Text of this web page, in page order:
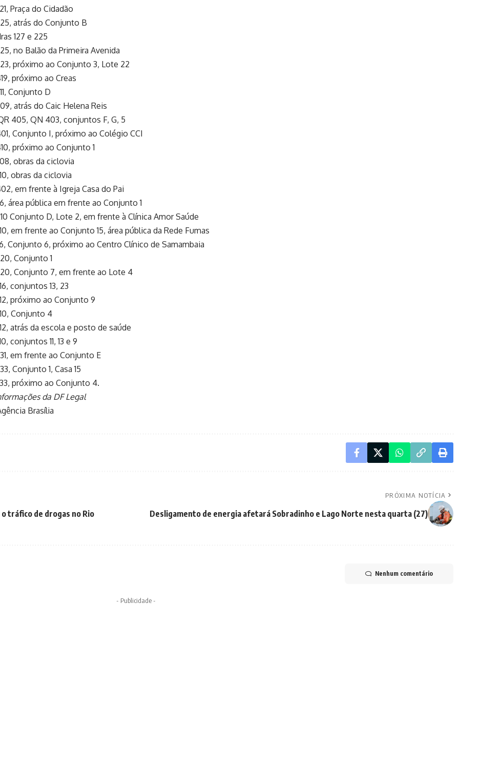
Praça do Cidadão
atrás do Conjunto B
127 e 225
no Balão da Primeira Avenida
próximo ao Conjunto 3, Lote 22
próximo ao Creas
Conjunto D
atrás do Caic Helena Reis
405, QN 403, conjuntos F, G, 5
Conjunto I, próximo ao Colégio CCI
próximo ao Conjunto 1
obras da ciclovia
obras da ciclovia
em frente à Igreja Casa do Pai
área pública em frente ao Conjunto 1
Conjunto D, Lote 2, em frente à Clínica Amor Saúde
em frente ao Conjunto 15, área pública da Rede Fumas
Conjunto 6, próximo ao Centro Clínico de Samambaia
Conjunto 1
Conjunto 7, em frente ao Lote 4
conjuntos 13, 23
próximo ao Conjunto 9
Conjunto 4
atrás da escola e posto de saúde
conjuntos 11, 13 e 9
em frente ao Conjunto E
Conjunto 1, Casa 15
próximo ao Conjunto 4.
da DF Legal
Brasília
tráfico de drogas no Rio
PRÓXIMA NOTÍCIA
Desligamento de energia afetará Sobradinho e Lago Norte nesta quarta (27)
Nenhum comentário
- Publicidade -